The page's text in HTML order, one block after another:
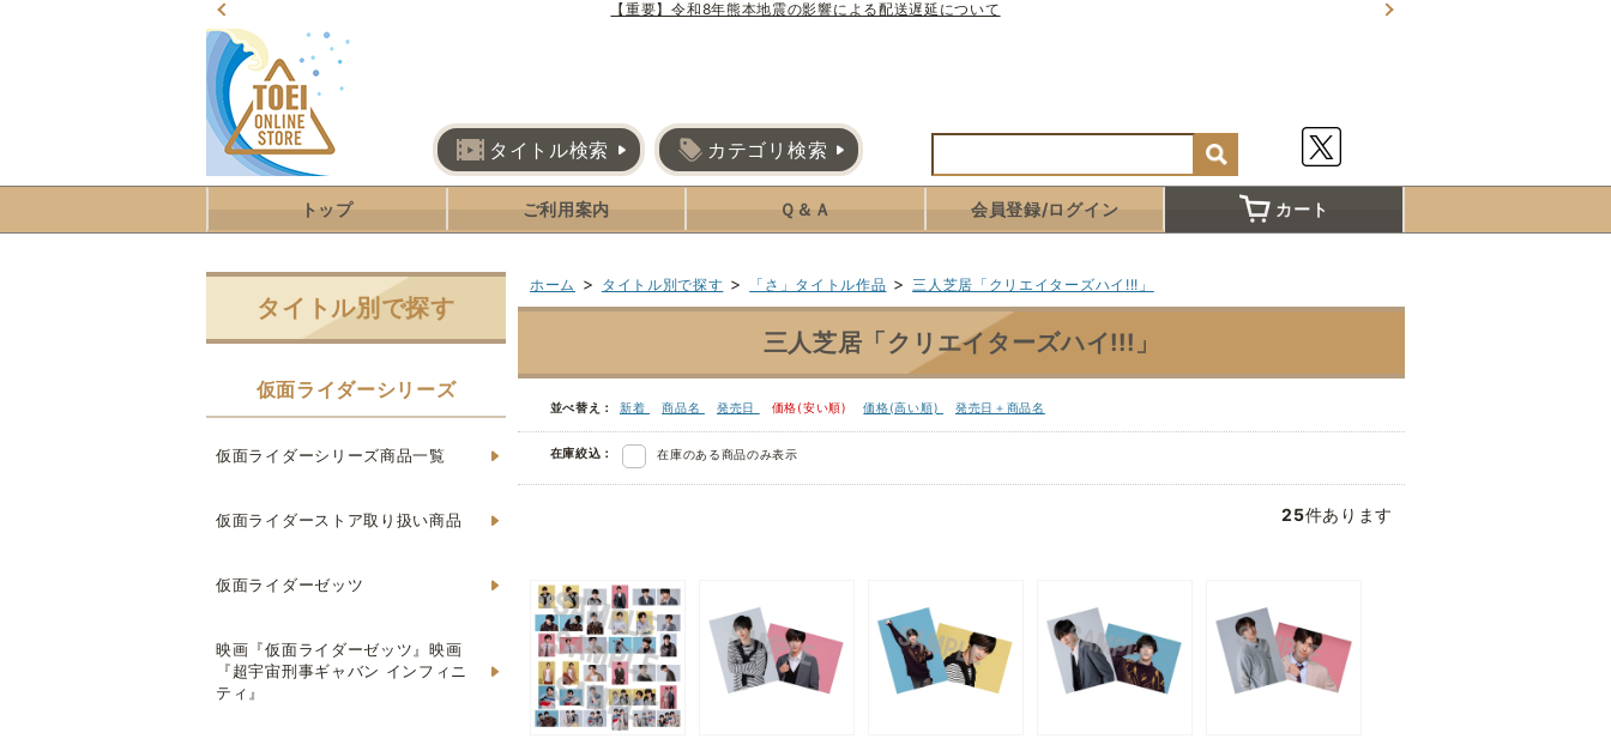
【重要】令和8年熊本地震の影響による配送遅延について
タイトル検索 カテゴリ検索
トップ ご利用案内 Ｑ＆Ａ 会員登録/ログイン カート
ホーム > タイトル別で探す > 「さ」タイトル作品 > 三人芝居「クリエイターズハイ!!!」
三人芝居「クリエイターズハイ!!!」
並べ替え： 新着 商品名 発売日 価格(安い順) 価格(高い順) 発売日＋商品名
在庫絞込： 在庫のある商品のみ表示
25件あります
タイトル別で探す
仮面ライダーシリーズ
仮面ライダーシリーズ商品一覧
仮面ライダーストア取り扱い商品
仮面ライダーゼッツ
映画『仮面ライダーゼッツ』映画
『超宇宙刑事ギャバン インフィニ
ティ』